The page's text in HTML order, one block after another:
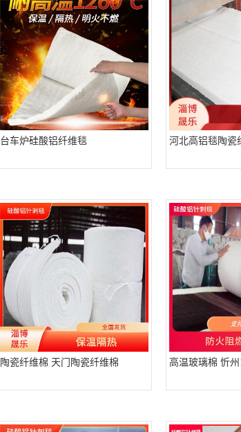
台车炉硅酸铝纤维毯 河北高铝毯陶瓷
陶瓷纤维棉 天门陶瓷纤维棉 高温玻璃棉 忻